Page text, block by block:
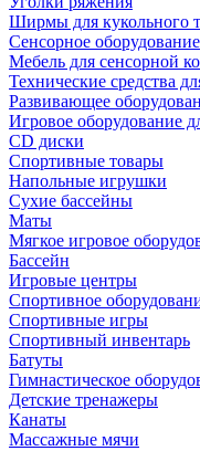
Ширмы для кукольного
Сенсорное оборудование
Мебель для сенсорной
Технические средства
Развивающее
Игровое оборудование
CD диски
Спортивные товары
Напольные игрушки
Сухие бассейны
Маты
Мягкое игровое
Бассейн
Игровые центры
Спортивное
Спортивные игры
Спортивный инвентарь
Батуты
Гимнастическое
Детские тренажеры
Канаты
Массажные мячи